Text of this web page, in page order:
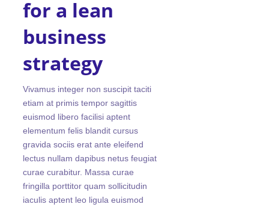
for a lean
business
strategy
Vivamus integer non suscipit taciti
etiam at primis tempor sagittis
euismod libero facilisi aptent
elementum felis blandit cursus
gravida sociis erat ante eleifend
lectus nullam dapibus netus feugiat
curae curabitur. Massa curae
fringilla porttitor quam sollicitudin
iaculis aptent leo ligula euismod